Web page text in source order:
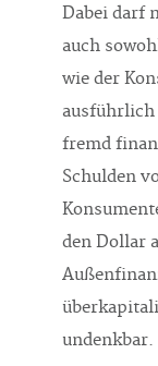
Dabei darf
auch
wie der
ausführlich
fremd
Schulden
den Dollar
undenkbar.